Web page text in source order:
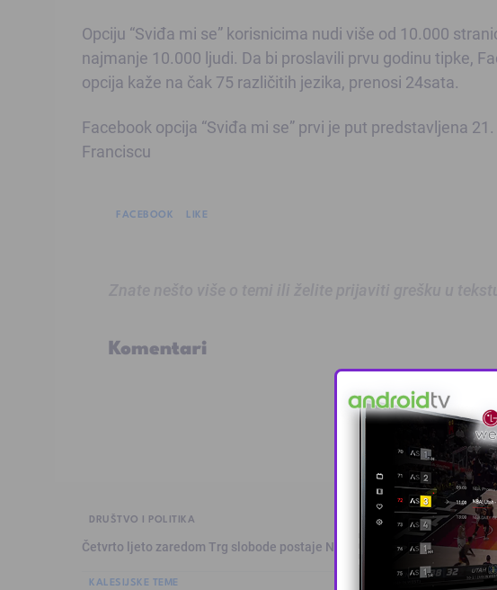
Opciju “Sviđa mi se” korisnicima nudi više od 10.000
najmanje 10.000 ljudi. Da bi proslavili prvu godinu tipke,
opcija kaže na čak 75 različitih jezika, prenosi 24sata.
Facebook opcija “Sviđa mi se” prvi je put predstavljena
Franciscu
FACEBOOK LIKE
Komentari
DRUŠTVO I POLITIKA
Četvrto ljeto zaredom Trg slobode postaje Naše mjesto – BingoL …
KALESIJSKE TEME